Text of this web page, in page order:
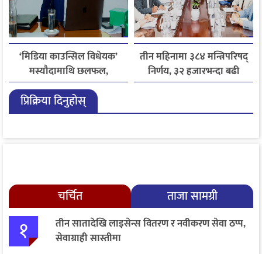
‘मिडिया काउन्सिल विधेयक’
मस्यौदामाथि छलफल,
एआईदेखि पत्रकारको
लाइसेन्ससम्मका विषयमा
सुझाव
तीन महिनामा ३८४ मन्त्रिपरिषद्
निर्णय, ३२ हजारभन्दा बढी
गुनासो फर्छ्योट
प्रिक्रिया दिनुहोस्
चर्चित ताजा सामग्री
१
तीन सातादेखि लाइसेन्स वितरण र नवीकरण सेवा ठप्प,
सेवाग्राही सास्तीमा